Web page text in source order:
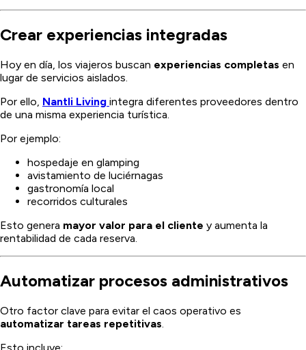
Crear experiencias integradas
Hoy en día, los viajeros buscan experiencias completas en
lugar de servicios aislados.
Por ello, Nantli Living integra diferentes proveedores dentro
de una misma experiencia turística.
Por ejemplo:
hospedaje en glamping
avistamiento de luciérnagas
gastronomía local
recorridos culturales
Esto genera mayor valor para el cliente y aumenta la
rentabilidad de cada reserva.
Automatizar procesos administrativos
Otro factor clave para evitar el caos operativo es
automatizar tareas repetitivas
Esto incluye: